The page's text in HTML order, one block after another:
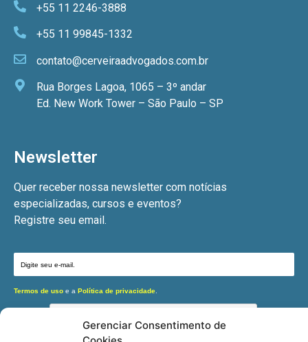
Gerenciar Consentimento de
+55 11 2246-3888
+55 11 99845-1332
contato@cerveiraadvogados.com.br
Rua Borges Lagoa, 1065 – 3º andar
Ed. New Work Tower – São Paulo – SP
Newsletter
Quer receber nossa newsletter com notícias
especializadas, cursos e eventos?
Registre seu email.
Termos de uso e a Política de privacidade